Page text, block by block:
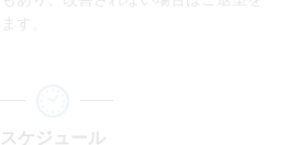
す。
スケジュール